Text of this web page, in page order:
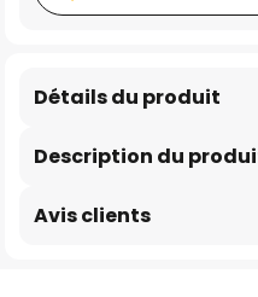
Description du
Détails du produit
Avis clients